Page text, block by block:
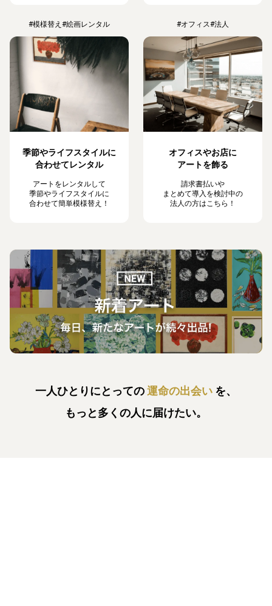
#模様替え #絵画レンタル
季節やライフスタイルに
合わせてレンタル
アートをレンタルして
季節やライフスタイルに
合わせて簡単模様替え！
#オフィス#法人
オフィスやお店に
アートを飾る
請求書払いや
まとめて導入を検討中の
法人の方はこちら！
一人ひとりにとっての運命の出会い を、
もっと多くの人に届けたい。